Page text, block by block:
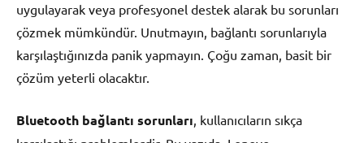
uygulayarak veya profesyonel destek alarak bu sorunları
çözmek mümkündür. Unutmayın, bağlantı sorunlarıyla
karşılaştığınızda panik yapmayın. Çoğu zaman, basit bir
çözüm yeterli olacaktır.
Bluetooth bağlantı sorunları, kullanıcıların sıkça